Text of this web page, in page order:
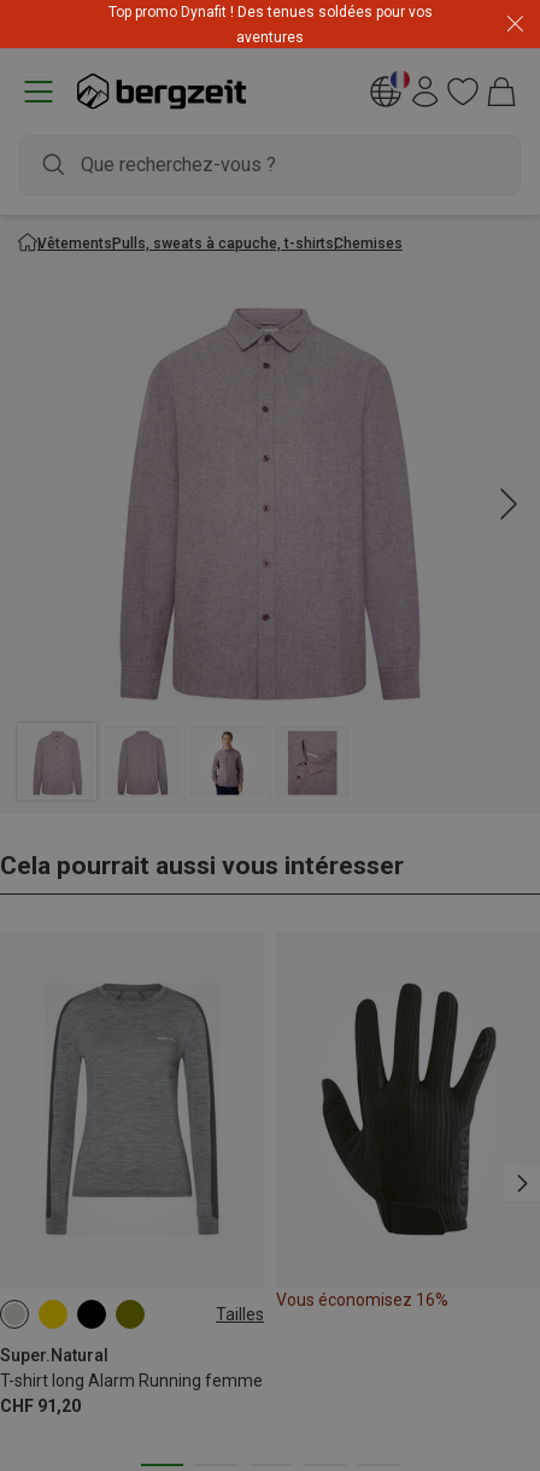
Top promo Dynafit ! Des tenues soldées pour vos
aventures
VêtementsPulls, sweats à capuche, t-shirtsChemises
Cela pourrait aussi vous intéresser
Tailles
Super.Natural
T-shirt long Alarm Running femme
CHF 91,20
XS S M
Vous économisez 16%